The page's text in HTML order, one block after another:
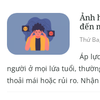
Ảnh
đến
Thứ
Áp
người ở mọi lứa tuổi,
thoải mái hoặc rủi ro.